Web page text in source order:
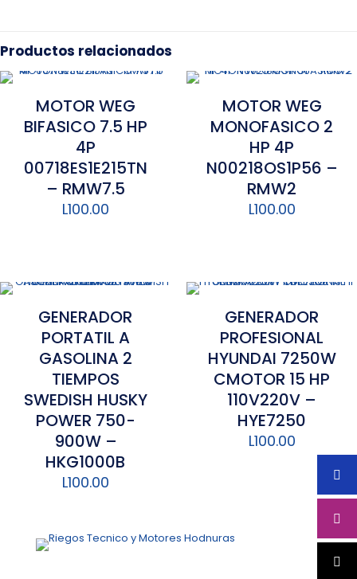
Productos relacionados
MOTOR WEG
BIFASICO 7.5 HP
4P
00718ES1E215TN
– RMW7.5
L100.00
MOTOR WEG
MONOFASICO 2
HP 4P
N00218OS1P56 –
RMW2
L100.00
GENERADOR
PORTATIL A
GASOLINA 2
TIEMPOS
SWEDISH HUSKY
POWER 750-
900W –
HKG1000B
L100.00
GENERADOR
PROFESIONAL
HYUNDAI 7250W
CMOTOR 15 HP
110V220V –
HYE7250
L100.00